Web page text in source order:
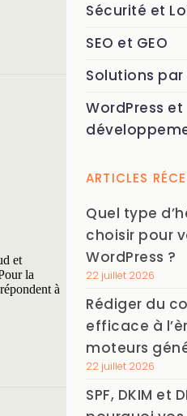
et
la
à
Sécurité et
SEO et GEO
Solutions
WordPress et
ARTICLES
Quel type
choisir pour
WordPress ?
22 juillet 2026
Rédiger du
efficace à
moteurs
22 juillet 2026
SPF, DKIM et